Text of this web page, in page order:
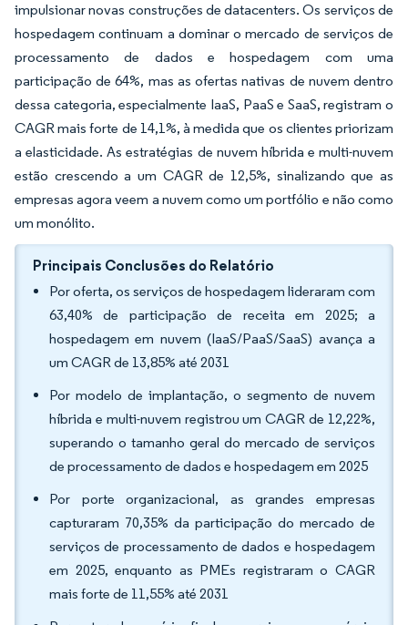
impulsionar novas construções de datacenters. Os serviços de
hospedagem continuam a dominar o mercado de serviços de
processamento de dados e hospedagem com uma
participação de 64%, mas as ofertas nativas de nuvem dentro
dessa categoria, especialmente IaaS, PaaS e SaaS, registram o
CAGR mais forte de 14,1%, à medida que os clientes priorizam
a elasticidade. As estratégias de nuvem híbrida e multi-nuvem
estão crescendo a um CAGR de 12,5%, sinalizando que as
empresas agora veem a nuvem como um portfólio e não como
um monólito.
Principais Conclusões do Relatório
Por oferta, os serviços de hospedagem lideraram com
63,40% de participação de receita em 2025; a
hospedagem em nuvem (IaaS/PaaS/SaaS) avança a
um CAGR de 13,85% até 2031
Por modelo de implantação, o segmento de nuvem
híbrida e multi-nuvem registrou um CAGR de 12,22%,
superando o tamanho geral do mercado de serviços
de processamento de dados e hospedagem em 2025
Por porte organizacional, as grandes empresas
capturaram 70,35% da participação do mercado de
serviços de processamento de dados e hospedagem
em 2025, enquanto as PMEs registraram o CAGR
mais forte de 11,55% até 2031